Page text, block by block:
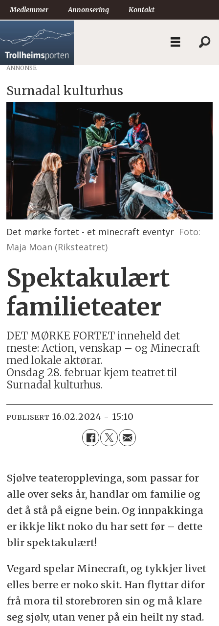
Medlemmer Annonsering Kontakt
ANNONSE
Surnadal kulturhus
Det mørke fortet - et minecraft eventyr Foto:
Maja Moan (Riksteatret)
Spektakulært
familieteater
DET MØRKE FORTET inneheld det
meste: Action, venskap – og Minecraft
med lokale aktørar.
Onsdag 28. februar kjem teatret til
Surnadal kulturhus.
PUBLISERT 16.02.2024 - 15:10
Sjølve teateropplevinga, som passar for
alle over seks år, handlar om familie og
det å stå på eigne bein. Og innpakkinga
er ikkje likt noko du har sett før – dette
blir spektakulært!
Vegard spelar Minecraft, og tykkjer livet
elles berre er noko skit. Han flyttar difor
frå mora til storebroren sin og må klare
seg sjølv, utan vener på ein heilt ny stad.